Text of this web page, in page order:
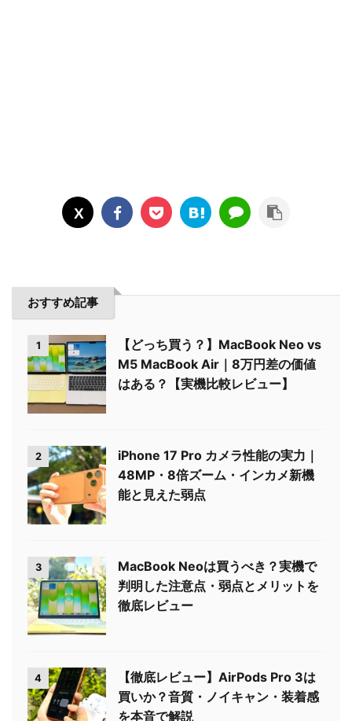
おすすめ記事
1
【どっち買う？】MacBook Neo vs
M5 MacBook Air｜8万円差の価値
はある？【実機比較レビュー】
2
iPhone 17 Pro カメラ性能の実力｜
48MP・8倍ズーム・インカメ新機
能と見えた弱点
3
MacBook Neoは買うべき？実機で
判明した注意点・弱点とメリットを
徹底レビュー
4
【徹底レビュー】AirPods Pro 3は
買いか？音質・ノイキャン・装着感
を本音で解説